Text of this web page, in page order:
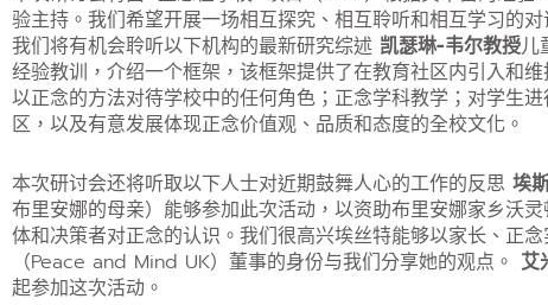
验主持。我们希望开展一场相互探究、相互聆听和相互学习的
我们将有机会聆听以下机构的最新研究综述 凯瑟琳-韦尔教授儿
经验教训，介绍一个框架，该框架提供了在教育社区内引入和
以正念的方法对待学校中的任何角色；正念学科教学；对学生
区，以及有意发展体现正念价值观、品质和态度的全校文化。
本次研讨会还将听取以下人士对近期鼓舞人心的工作的反思 埃
布里安娜的母亲）能够参加此次活动，以资助布里安娜家乡沃
体和决策者对正念的认识。我们很高兴埃丝特能够以家长、正
（Peace and Mind UK）董事的身份与我们分享她的观点。 艾
起参加这次活动。